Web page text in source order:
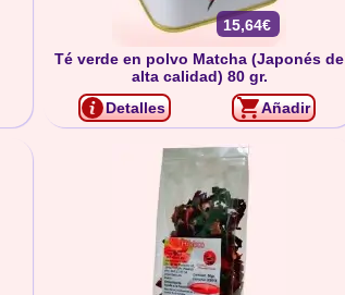
15,64€
Té verde en polvo Matcha (Japonés de
alta calidad) 80 gr.
Detalles
Añadir